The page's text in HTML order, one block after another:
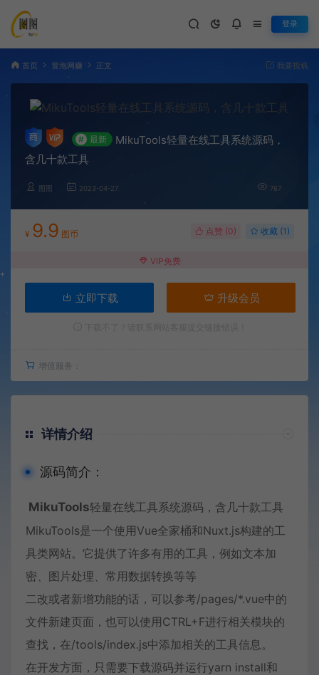
登录
首页 冒泡网赚 正文 我要投稿
# 最新
MikuTools轻量在线工具系统源码，
含几十款工具
图图 2023-04-27 767
¥ 9.9 图币 点赞 (0) 收藏 (1)
VIP免费
立即下载 升级会员
增值服务：
详情介绍
源码简介：
MikuTools轻量在线工具系统源码，含几十款工具
MikuTools是一个使用Vue全家桶和Nuxt.js构建的工
具类网站。它提供了许多有用的工具，例如文本加
密、图片处理、常用数据转换等等
二改或者新增功能的话，可以参考/pages/*.vue中的
文件新建页面，也可以使用CTRL+F进行相关模块的
查找，在/tools/index.js中添加相关的工具信息。
在开发方面，只需要下载源码并运行yarn install和